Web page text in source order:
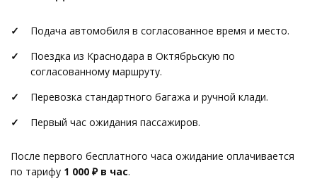
Подача автомобиля в согласованное время и место.
Поездка из Краснодара в Октябрьскую по
согласованному маршруту.
Перевозка стандартного багажа и ручной клади.
Первый час ожидания пассажиров.
После первого бесплатного часа ожидание оплачивается
по тарифу 1 000 ₽ в час.